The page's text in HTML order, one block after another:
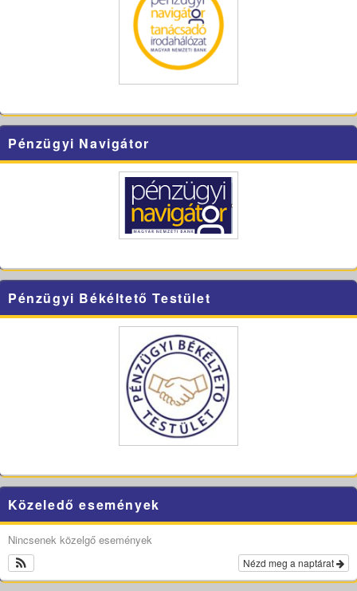
Pénzügyi Navigátor
Pénzügyi Békéltető Testület
Közeledő események
Nincsenek közelgő események
Nézd meg a naptárat